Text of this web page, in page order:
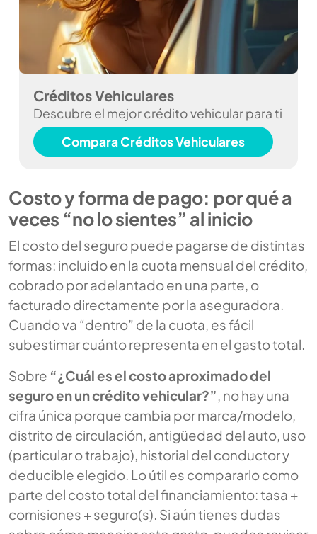
Créditos Vehiculares
Descubre el mejor crédito vehicular para ti
Compara Créditos Vehiculares
Costo y forma de pago: por qué a
veces “no lo sientes” al inicio
El costo del seguro puede pagarse de distintas
formas: incluido en la cuota mensual del crédito,
cobrado por adelantado en una parte, o
facturado directamente por la aseguradora.
Cuando va “dentro” de la cuota, es fácil
subestimar cuánto representa en el gasto total.
Sobre “¿Cuál es el costo aproximado del
seguro en un crédito vehicular?”, no hay una
cifra única porque cambia por marca/modelo,
distrito de circulación, antigüedad del auto, uso
(particular o trabajo), historial del conductor y
deducible elegido. Lo útil es compararlo como
parte del costo total del financiamiento: tasa +
comisiones + seguro(s). Si aún tienes dudas